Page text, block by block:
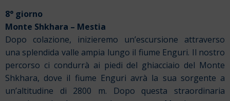
8° giorno
Monte Shkhara – Mestia
Dopo colazione, inizieremo un’escursione attraverso
una splendida valle ampia lungo il fiume Enguri. Il nostro
percorso ci condurrà ai piedi del ghiacciaio del Monte
Shkhara, dove il fiume Enguri avrà la sua sorgente a
un’altitudine di 2800 m.
Dopo questa straordinaria